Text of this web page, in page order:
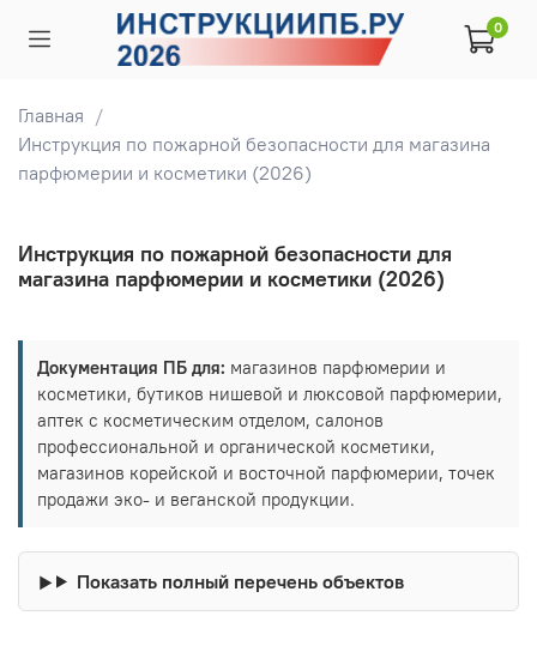
0
Главная
Инструкция по пожарной безопасности для магазина
парфюмерии и косметики (2026)
Инструкция по пожарной безопасности для
магазина парфюмерии и косметики (2026)
Документация ПБ для: магазинов парфюмерии и
косметики, бутиков нишевой и люксовой парфюмерии,
аптек с косметическим отделом, салонов
профессиональной и органической косметики,
магазинов корейской и восточной парфюмерии, точек
продажи эко- и веганской продукции.
Показать полный перечень объектов